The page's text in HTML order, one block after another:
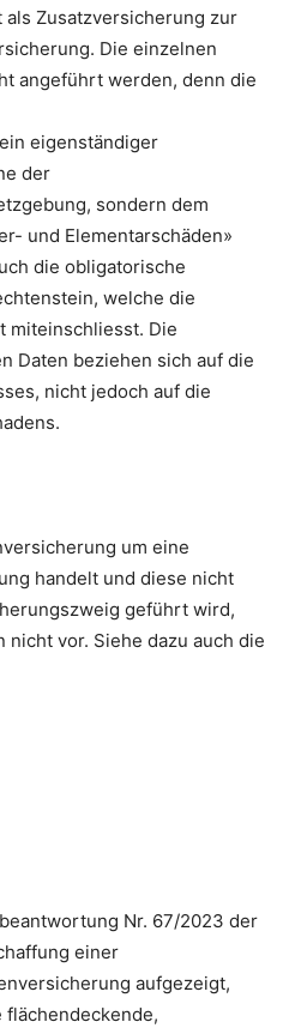
Zusatzversicherung zur
Die einzelnen
angeführt werden, denn die
eigenständiger
der
sondern dem
und Elementarschäden»
die obligatorische
welche die
miteinschliesst. Die
Daten beziehen sich auf die
nicht jedoch auf die
um eine
handelt und diese nicht
geführt wird,
vor. Siehe dazu auch die
Nr. 67/2023 der
einer
aufgezeigt,